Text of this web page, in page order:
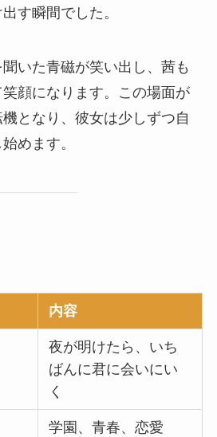
す瞬間でした。
いた青磁が笑い出し、茜も
顔になります。この場面が
となり、彼女は少しずつ自
めます。
内容
夜が明けたら、いち
ばんに君に会いにい
く
学園、青春、恋愛